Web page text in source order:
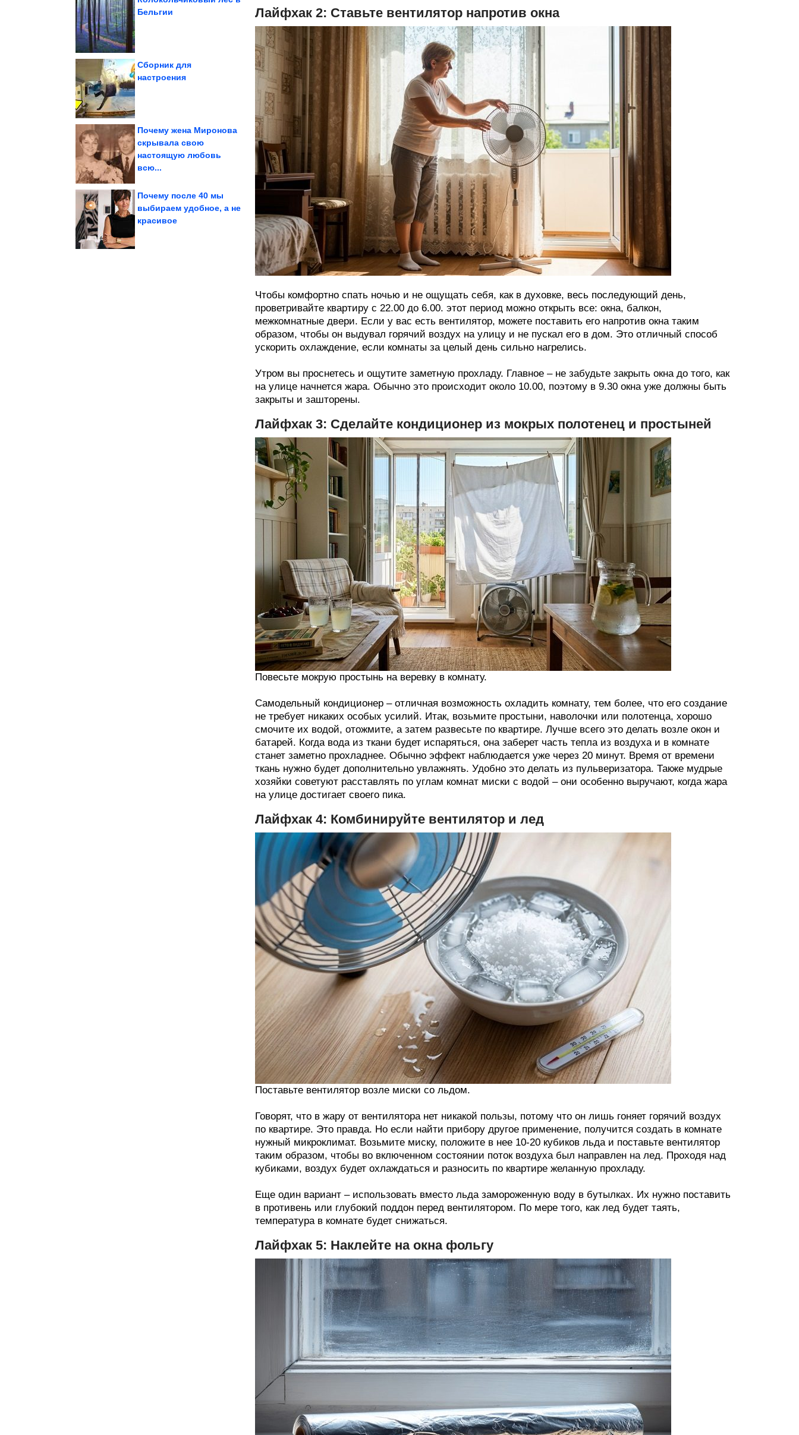
Бельгии
Сборник для
настроения
В Подмосковье убили и
Почему жена Миронова
скрывала свою
настоящую любовь
всю...
Полнолуния поглотит
Почему после 40 мы
выбираем удобное, а не
красивое
Лайфхак 2: Ставьте вентилятор напротив окна
Чтобы комфортно спать ночью и не ощущать себя, как в духовке, весь последующий день,
проветривайте квартиру с 22.00 до 6.00. этот период можно открыть все: окна, балкон,
межкомнатные двери. Если у вас есть вентилятор, можете поставить его напротив окна таким
образом, чтобы он выдувал горячий воздух на улицу и не пускал его в дом. Это отличный способ
ускорить охлаждение, если комнаты за целый день сильно нагрелись.
Утром вы проснетесь и ощутите заметную прохладу. Главное – не забудьте закрыть окна до того, как
на улице начнется жара. Обычно это происходит около 10.00, поэтому в 9.30 окна уже должны быть
закрыты и зашторены.
Лайфхак 3: Сделайте кондиционер из мокрых полотенец и простыней
Повесьте мокрую простынь на веревку в комнату.
Самодельный кондиционер – отличная возможность охладить комнату, тем более, что его создание
не требует никаких особых усилий. Итак, возьмите простыни, наволочки или полотенца, хорошо
смочите их водой, отожмите, а затем развесьте по квартире. Лучше всего это делать возле окон и
батарей. Когда вода из ткани будет испаряться, она заберет часть тепла из воздуха и в комнате
станет заметно прохладнее. Обычно эффект наблюдается уже через 20 минут. Время от времени
ткань нужно будет дополнительно увлажнять. Удобно это делать из пульверизатора. Также мудрые
хозяйки советуют расставлять по углам комнат миски с водой – они особенно выручают, когда жара
на улице достигает своего пика.
Лайфхак 4: Комбинируйте вентилятор и лед
Поставьте вентилятор возле миски со льдом.
Говорят, что в жару от вентилятора нет никакой пользы, потому что он лишь гоняет горячий воздух
по квартире. Это правда. Но если найти прибору другое применение, получится создать в комнате
нужный микроклимат. Возьмите миску, положите в нее 10-20 кубиков льда и поставьте вентилятор
таким образом, чтобы во включенном состоянии поток воздуха был направлен на лед. Проходя над
кубиками, воздух будет охлаждаться и разносить по квартире желанную прохладу.
Еще один вариант – использовать вместо льда замороженную воду в бутылках. Их нужно поставить
в противень или глубокий поддон перед вентилятором. По мере того, как лед будет таять,
температура в комнате будет снижаться.
Лайфхак 5: Наклейте на окна фольгу